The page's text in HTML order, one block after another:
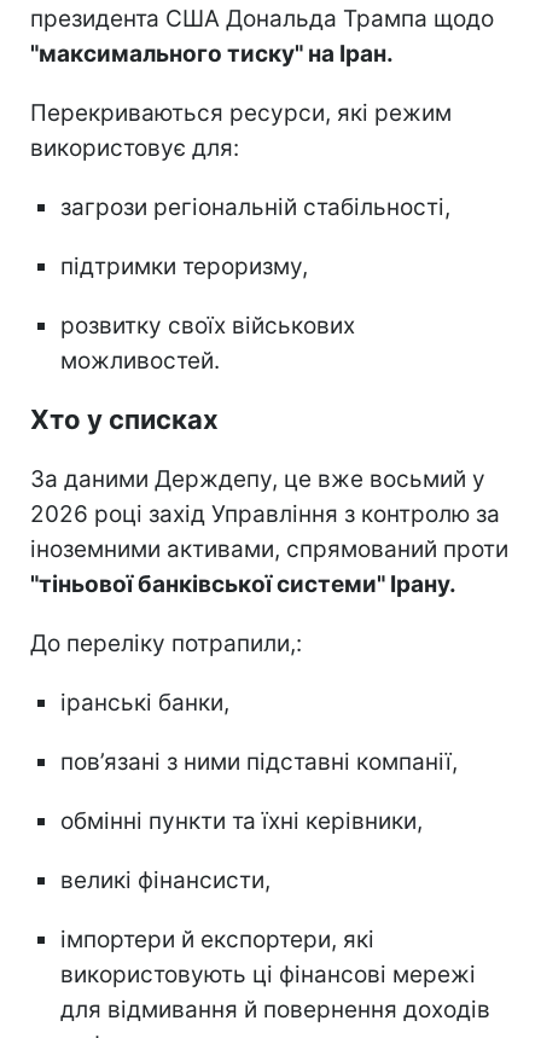
президента США Дональда Трампа щодо
"максимального тиску" на Іран.
Перекриваються ресурси, які режим
використовує для:
загрози регіональній стабільності,
підтримки тероризму,
розвитку своїх військових
можливостей.
Хто у списках
За даними Держдепу, це вже восьмий у
2026 році захід Управління з контролю за
іноземними активами, спрямований проти
"тіньової банківської системи" Ірану.
До переліку потрапили,:
іранські банки,
пов’язані з ними підставні компанії,
обмінні пункти та їхні керівники,
великі фінансисти,
імпортери й експортери, які
використовують ці фінансові мережі
для відмивання й повернення доходів